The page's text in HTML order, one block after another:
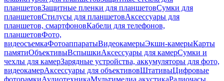
планшетовЗащитные пленки для планшетовСумки для
планшетовСтилусы для планшетовАксессуары для
планшетов, смартфоновКабели для телефонов,
планшетовФото,
видеосъемкаФотоаппаратыВидеокамерыЭкшн-камерыКарты
памятиОбъективыВспышкиАксессуары для камерСумки и
чехлы для камерЗарядные устройства, аккумуляторы для фото,
видеокамерАксессуары для объективовШтативыЦифровые
фоторамкиАудиотехникаМультимедиа акустикаРадиочасы,